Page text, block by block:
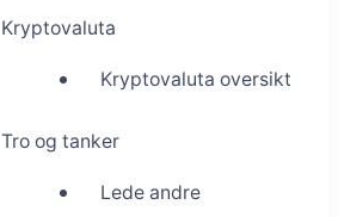
Kryptovaluta
Kryptovaluta oversikt
Tro og tanker
Lede andre